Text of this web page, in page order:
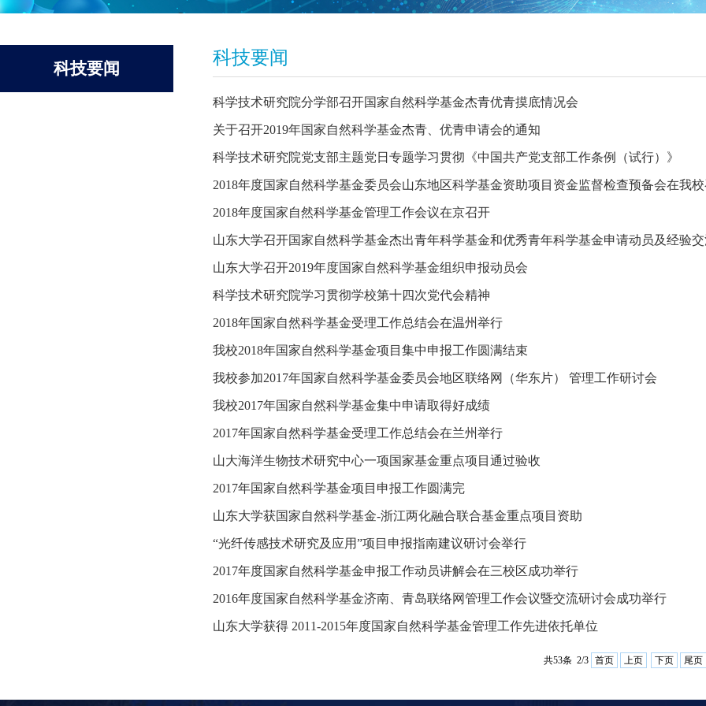
科技要闻
科技要闻
科学技术研究院分学部召开国家自然科学基金杰青优青摸底情况会
关于召开2019年国家自然科学基金杰青、优青申请会的通知
科学技术研究院党支部主题党日专题学习贯彻《中国共产党支部工作条例（试行）》
2018年度国家自然科学基金委员会山东地区科学基金资助项目资金监督检查预备会在我
2018年度国家自然科学基金管理工作会议在京召开
山东大学召开国家自然科学基金杰出青年科学基金和优秀青年科学基金申请动员及经验
山东大学召开2019年度国家自然科学基金组织申报动员会
科学技术研究院学习贯彻学校第十四次党代会精神
2018年国家自然科学基金受理工作总结会在温州举行
我校2018年国家自然科学基金项目集中申报工作圆满结束
我校参加2017年国家自然科学基金委员会地区联络网（华东片） 管理工作研讨会
我校2017年国家自然科学基金集中申请取得好成绩
2017年国家自然科学基金受理工作总结会在兰州举行
山大海洋生物技术研究中心一项国家基金重点项目通过验收
2017年国家自然科学基金项目申报工作圆满完
山东大学获国家自然科学基金-浙江两化融合联合基金重点项目资助
“光纤传感技术研究及应用”项目申报指南建议研讨会举行
2017年度国家自然科学基金申报工作动员讲解会在三校区成功举行
2016年度国家自然科学基金济南、青岛联络网管理工作会议暨交流研讨会成功举行
山东大学获得 2011-2015年度国家自然科学基金管理工作先进依托单位
共53条 2/3 首页 上页 下页 尾页